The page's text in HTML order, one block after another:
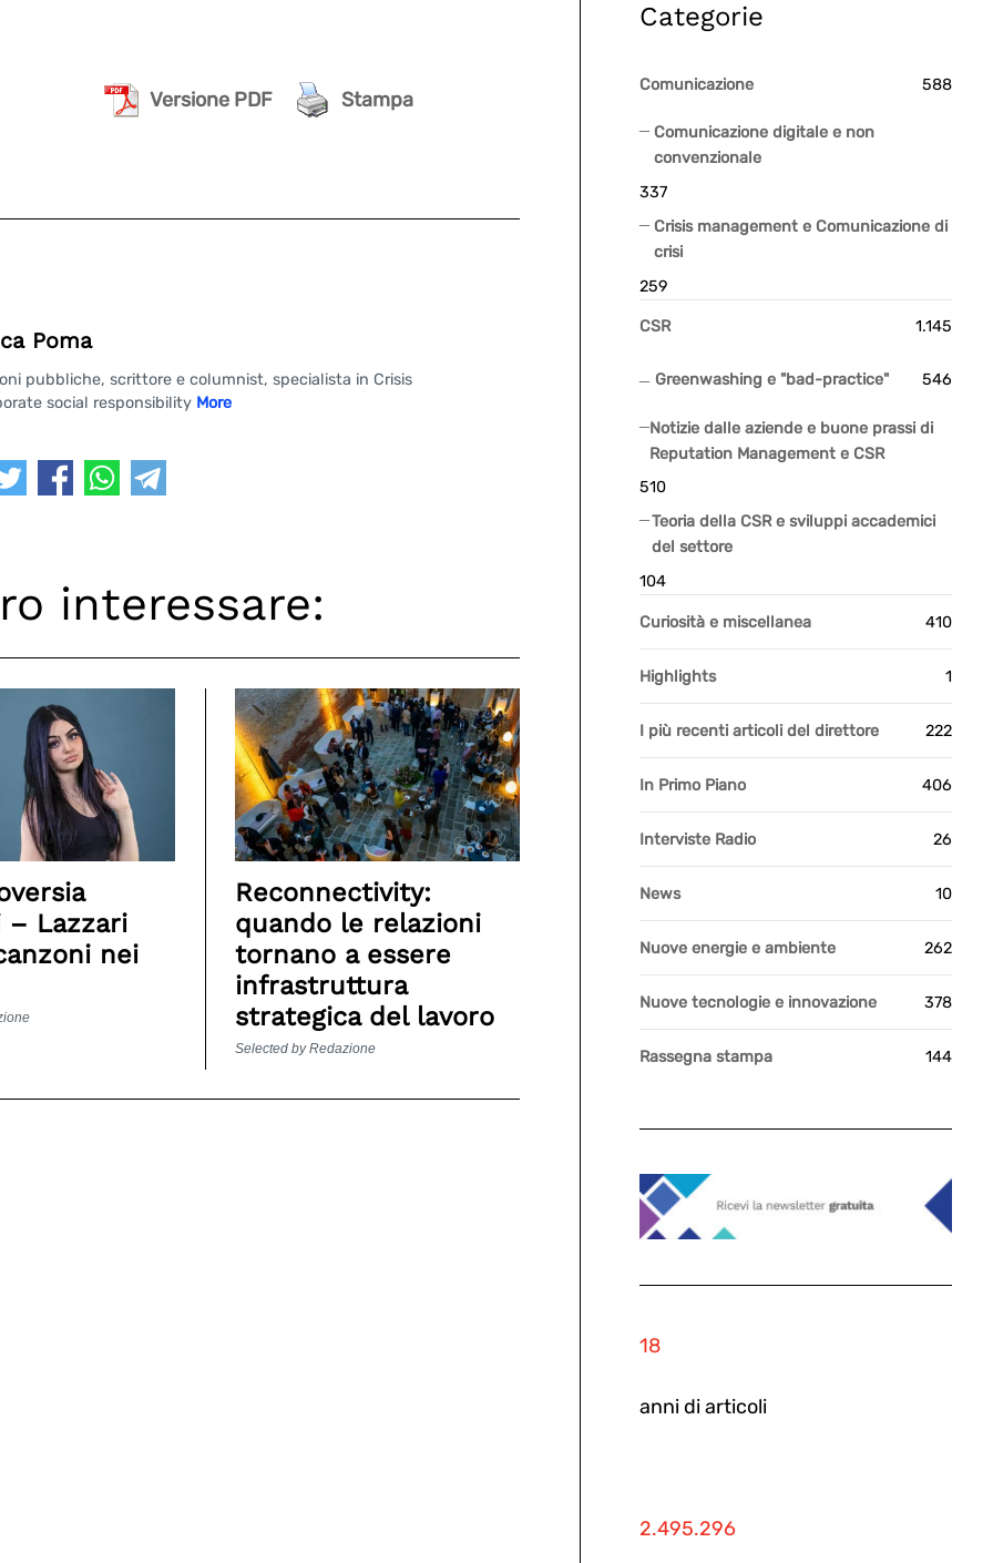
Versione PDF Stampa
Poma
pubbliche, scrittore e columnist, specialista in Crisis
social responsibility More
interessare:
– Lazzari
nei
Reconnectivity:
quando le relazioni
tornano a essere
infrastruttura
strategica del lavoro
Selected by Redazione
Categorie
Comunicazione 588
Comunicazione digitale e non
convenzionale
337
Crisis management e Comunicazione di
crisi
259
CSR 1.145
Greenwashing e "bad-practice" 546
Notizie dalle aziende e buone prassi di
Reputation Management e CSR
510
Teoria della CSR e sviluppi accademici
del settore
104
Curiosità e miscellanea 410
Highlights 1
I più recenti articoli del direttore 222
In Primo Piano 406
Interviste Radio 26
News 10
Nuove energie e ambiente 262
Nuove tecnologie e innovazione 378
Rassegna stampa 144
18
anni di articoli
2.495.296